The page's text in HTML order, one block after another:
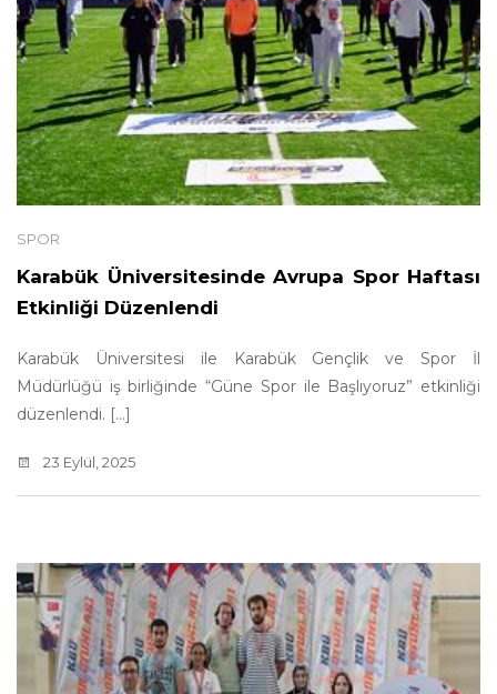
SPOR
Karabük Üniversitesinde Avrupa Spor Haftası
Etkinliği Düzenlendi
Karabük Üniversitesi ile Karabük Gençlik ve Spor İl
Müdürlüğü iş birliğinde “Güne Spor ile Başlıyoruz” etkinliği
düzenlendi. [...]
23 Eylül, 2025